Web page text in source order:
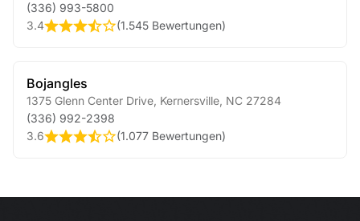
(336) 993-5800
3.4
(1.545 Bewertungen)
Bojangles
1375 Glenn Center Drive Kernersville NC 27284
(336) 992-2398
3.6
(1.077 Bewertungen)